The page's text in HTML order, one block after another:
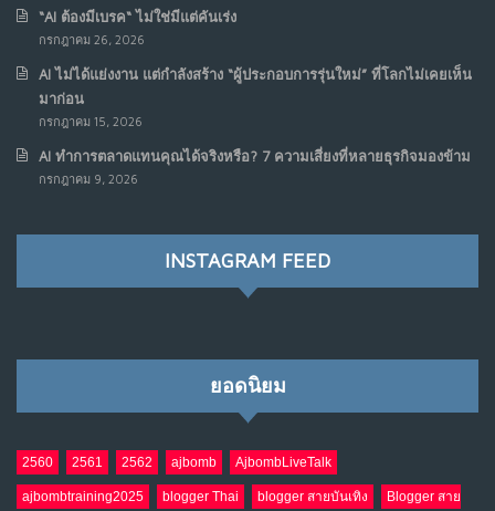
“AI ต้องมีเบรค“ ไม่ใช่มีแต่คันเร่ง
กรกฎาคม 26, 2026
AI ไม่ได้แย่งงาน แต่กำลังสร้าง “ผู้ประกอบการรุ่นใหม่” ที่โลกไม่เคยเห็น
มาก่อน
กรกฎาคม 15, 2026
AI ทำการตลาดแทนคุณได้จริงหรือ? 7 ความเสี่ยงที่หลายธุรกิจมองข้าม
กรกฎาคม 9, 2026
INSTAGRAM FEED
ยอดนิยม
2560 2561 2562 ajbomb AjbombLiveTalk
ajbombtraining2025 blogger Thai blogger สายบันเทิง Blogger สาย